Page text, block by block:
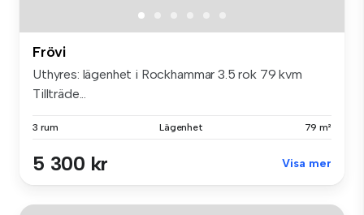
Frövi
Uthyres: lägenhet i Rockhammar 3.5 rok 79 kvm
Tillträde...
3 rum Lägenhet 79 m²
5 300 kr Visa mer